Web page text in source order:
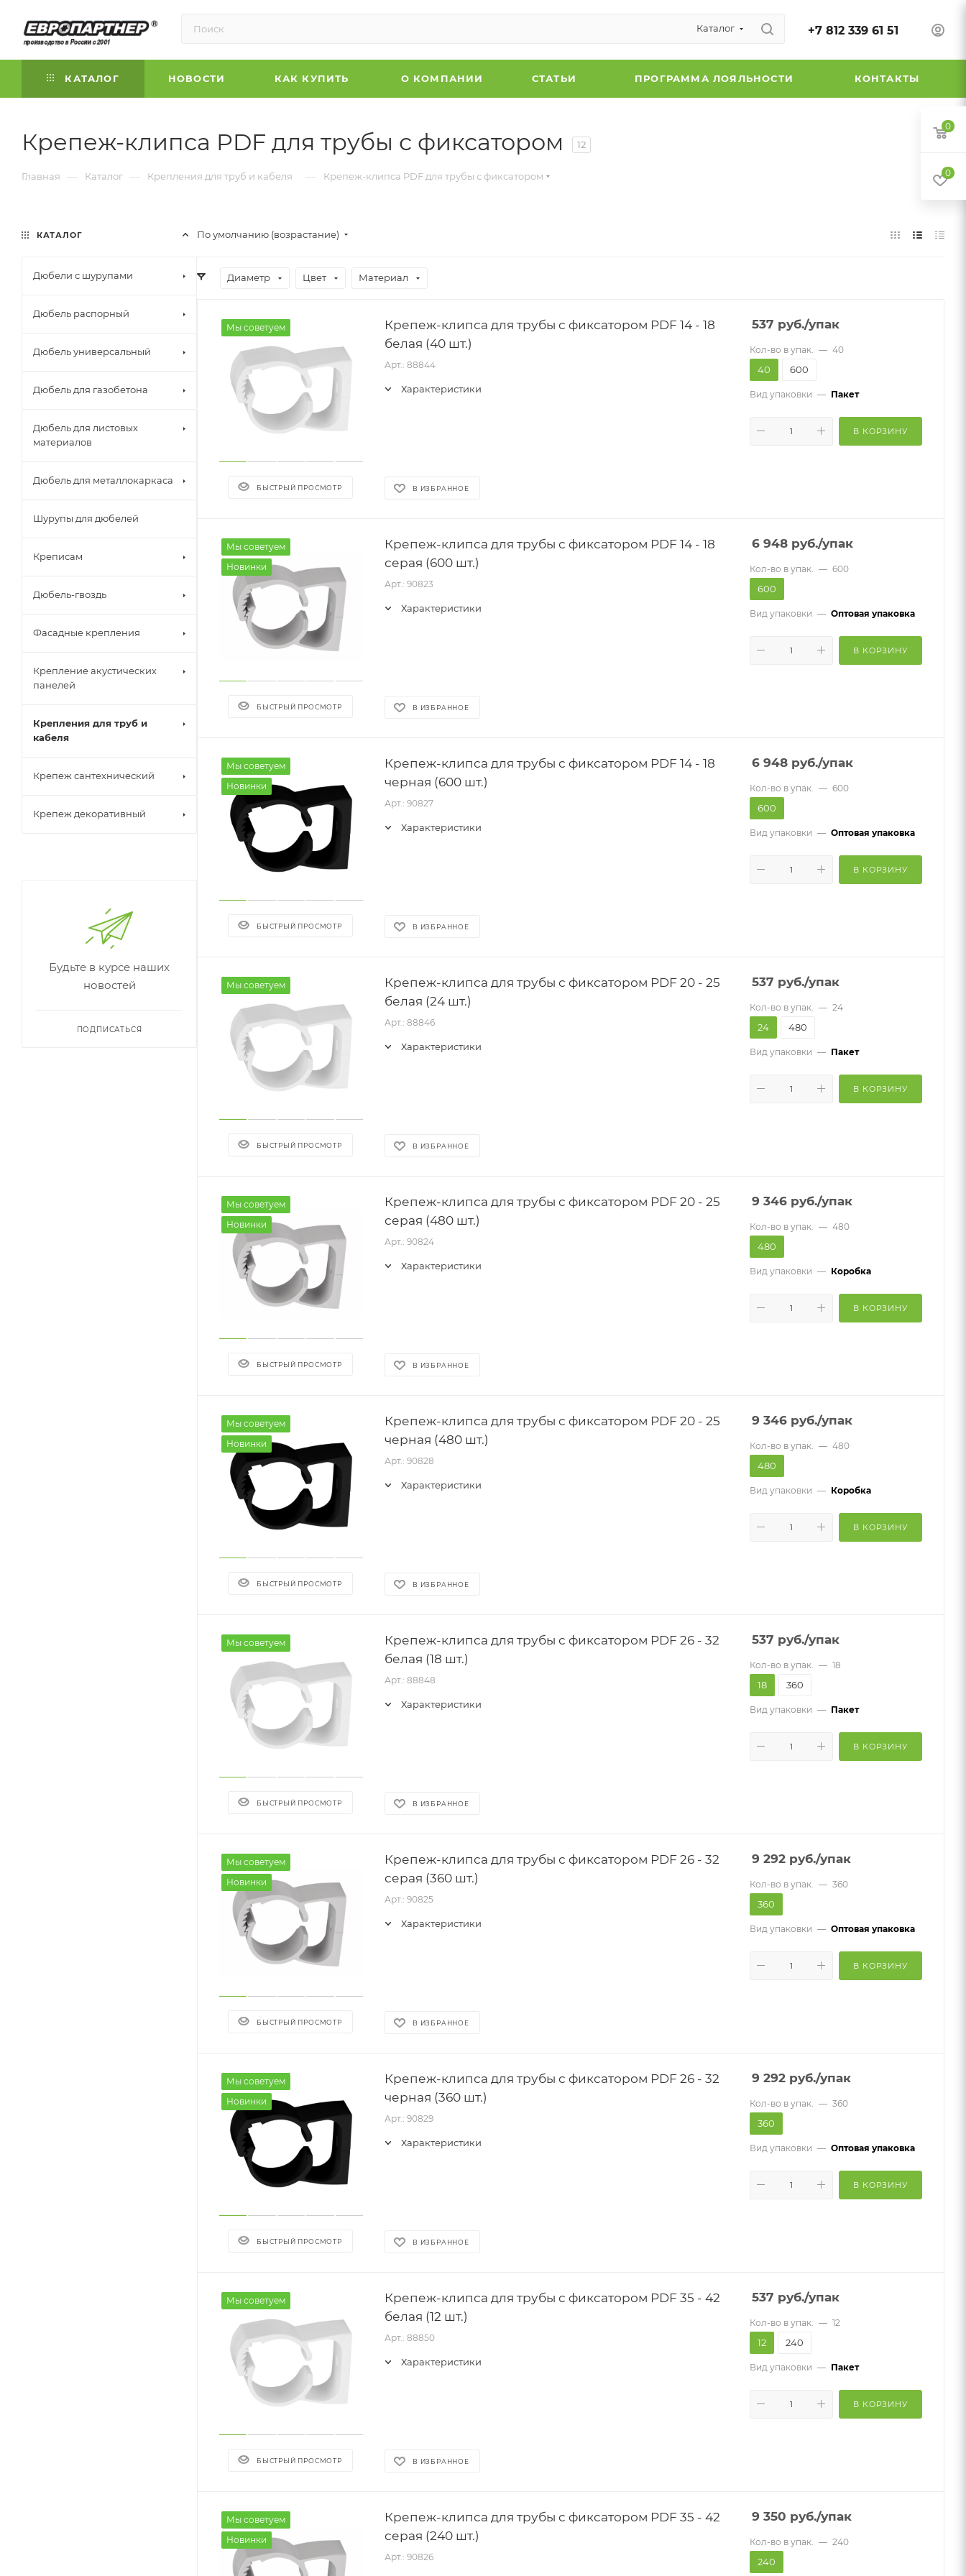
Каталог +7 812 339 61 51
КАТАЛОГ НОВОСТИ КАК КУПИТЬ О КОМПАНИИ СТАТЬИ ПРОГРАММА ЛОЯЛЬНОСТИ КОНТАКТЫ
Крепеж-клипса PDF для трубы с фиксатором 12
Главная — Каталог — Крепления для труб и кабеля — Крепеж-клипса PDF для трубы с фиксатором
По умолчанию (возрастание)
Диаметр Цвет Материал
Мы советуем
БЫСТРЫЙ ПРОСМОТР
Крепеж-клипса для трубы с фиксатором PDF 14 - 18
белая (40 шт.)
Арт.: 88844
Характеристики
В ИЗБРАННОЕ
537 руб./упак
Кол-во в упак. — 40
40 600
Вид упаковки — Пакет
В КОРЗИНУ
Мы советуем
Новинки
БЫСТРЫЙ ПРОСМОТР
Крепеж-клипса для трубы с фиксатором PDF 14 - 18
серая (600 шт.)
Арт.: 90823
Характеристики
В ИЗБРАННОЕ
6 948 руб./упак
Кол-во в упак. — 600
600
Вид упаковки — Оптовая упаковка
В КОРЗИНУ
Мы советуем
Новинки
БЫСТРЫЙ ПРОСМОТР
Крепеж-клипса для трубы с фиксатором PDF 14 - 18
черная (600 шт.)
Арт.: 90827
Характеристики
В ИЗБРАННОЕ
6 948 руб./упак
Кол-во в упак. — 600
600
Вид упаковки — Оптовая упаковка
В КОРЗИНУ
Мы советуем
БЫСТРЫЙ ПРОСМОТР
Крепеж-клипса для трубы с фиксатором PDF 20 - 25
белая (24 шт.)
Арт.: 88846
Характеристики
В ИЗБРАННОЕ
537 руб./упак
Кол-во в упак. — 24
24 480
Вид упаковки — Пакет
В КОРЗИНУ
Мы советуем
Новинки
БЫСТРЫЙ ПРОСМОТР
Крепеж-клипса для трубы с фиксатором PDF 20 - 25
серая (480 шт.)
Арт.: 90824
Характеристики
В ИЗБРАННОЕ
9 346 руб./упак
Кол-во в упак. — 480
480
Вид упаковки — Коробка
В КОРЗИНУ
Мы советуем
Новинки
БЫСТРЫЙ ПРОСМОТР
Крепеж-клипса для трубы с фиксатором PDF 20 - 25
черная (480 шт.)
Арт.: 90828
Характеристики
В ИЗБРАННОЕ
9 346 руб./упак
Кол-во в упак. — 480
480
Вид упаковки — Коробка
В КОРЗИНУ
Мы советуем
БЫСТРЫЙ ПРОСМОТР
Крепеж-клипса для трубы с фиксатором PDF 26 - 32
белая (18 шт.)
Арт.: 88848
Характеристики
В ИЗБРАННОЕ
537 руб./упак
Кол-во в упак. — 18
18 360
Вид упаковки — Пакет
В КОРЗИНУ
Мы советуем
Новинки
БЫСТРЫЙ ПРОСМОТР
Крепеж-клипса для трубы с фиксатором PDF 26 - 32
серая (360 шт.)
Арт.: 90825
Характеристики
В ИЗБРАННОЕ
9 292 руб./упак
Кол-во в упак. — 360
360
Вид упаковки — Оптовая упаковка
В КОРЗИНУ
Мы советуем
Новинки
БЫСТРЫЙ ПРОСМОТР
Крепеж-клипса для трубы с фиксатором PDF 26 - 32
черная (360 шт.)
Арт.: 90829
Характеристики
В ИЗБРАННОЕ
9 292 руб./упак
Кол-во в упак. — 360
360
Вид упаковки — Оптовая упаковка
В КОРЗИНУ
Мы советуем
БЫСТРЫЙ ПРОСМОТР
Крепеж-клипса для трубы с фиксатором PDF 35 - 42
белая (12 шт.)
Арт.: 88850
Характеристики
В ИЗБРАННОЕ
537 руб./упак
Кол-во в упак. — 12
12 240
Вид упаковки — Пакет
В КОРЗИНУ
Мы советуем
Новинки
Крепеж-клипса для трубы с фиксатором PDF 35 - 42
серая (240 шт.)
Арт.: 90826
9 350 руб./упак
Кол-во в упак. — 240
240
КАТАЛОГ
Дюбели с шурупами
Дюбель распорный
Дюбель универсальный
Дюбель для газобетона
Дюбель для листовых
материалов
Дюбель для металлокаркаса
Шурупы для дюбелей
Креписам
Дюбель-гвоздь
Фасадные крепления
Крепление акустических
панелей
Крепления для труб и
кабеля
Крепеж сантехнический
Крепеж декоративный
Будьте в курсе наших
новостей
ПОДПИСАТЬСЯ
0
0